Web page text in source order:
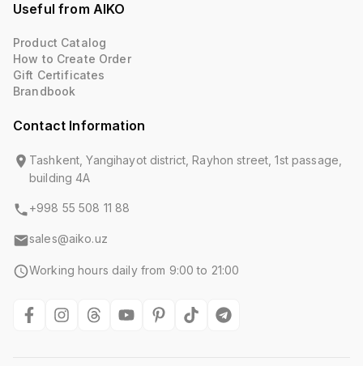
Useful from AIKO
Product Catalog
How to Create Order
Gift Certificates
Brandbook
Contact Information
Tashkent, Yangihayot district, Rayhon street, 1st passage,
building 4A
+998 55 508 11 88
sales@aiko.uz
Working hours daily from 9:00 to 21:00